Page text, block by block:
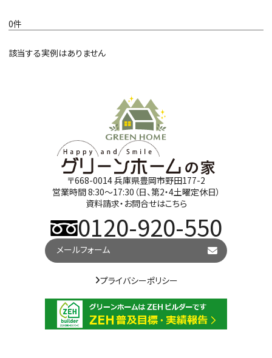
0件
該当する実例はありません
〒668-0014 兵庫県豊岡市野田177-2
営業時間 8:30～17:30（日、第2・4土曜定休日）
資料請求・お問合せはこちら
0120-920-550
メールフォーム
プライバシーポリシー